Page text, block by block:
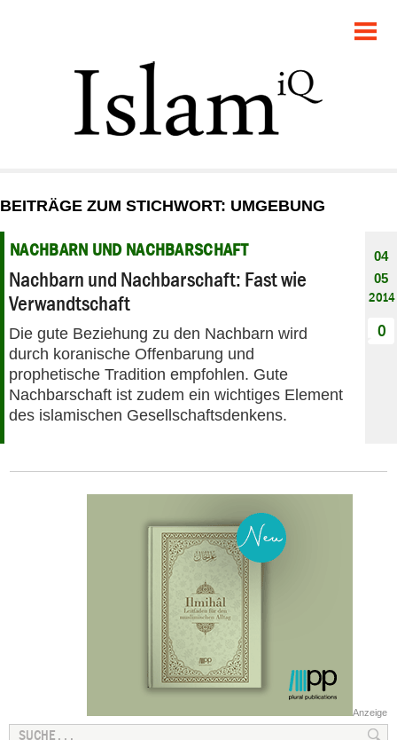
GESELLSCHAFT
STARTSEITE
DEBATTE
PANORAMA
BEITRÄGE ZUM STICHWORT: UMGEBUNG
NACHBARN UND NACHBARSCHAFT
Nachbarn und Nachbarschaft: Fast wie
Verwandtschaft
Die gute Beziehung zu den Nachbarn wird
durch koranische Offenbarung und
prophetische Tradition empfohlen. Gute
Nachbarschaft ist zudem ein wichtiges Element
des islamischen Gesellschaftsdenkens.
04
05
2014
0
Anzeige